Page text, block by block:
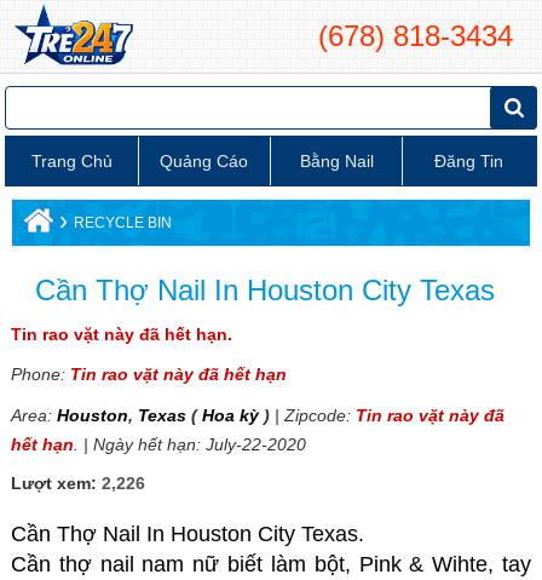
(678) 818-3434
Trang Chủ Quảng Cáo Bằng Nail Đăng Tin
› RECYCLE BIN
Cần Thợ Nail In Houston City Texas
Tin rao vặt này đã hết hạn.
Phone: Tin rao vặt này đã hết hạn
Area: Houston, Texas(Hoa kỳ)| Zipcode: Tin rao vặt này đã
hết hạn . | Ngày hết hạn: July-22-2020
Lượt xem: 2,226
Cần Thợ Nail In Houston City Texas.
Cần thợ nail nam nữ biết làm bột, Pink & Wihte, tay